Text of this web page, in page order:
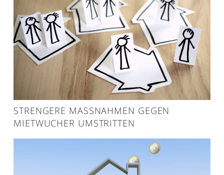
STRENGERE MASSNAHMEN GEGEN M
IETWUCHER UMSTRITTEN